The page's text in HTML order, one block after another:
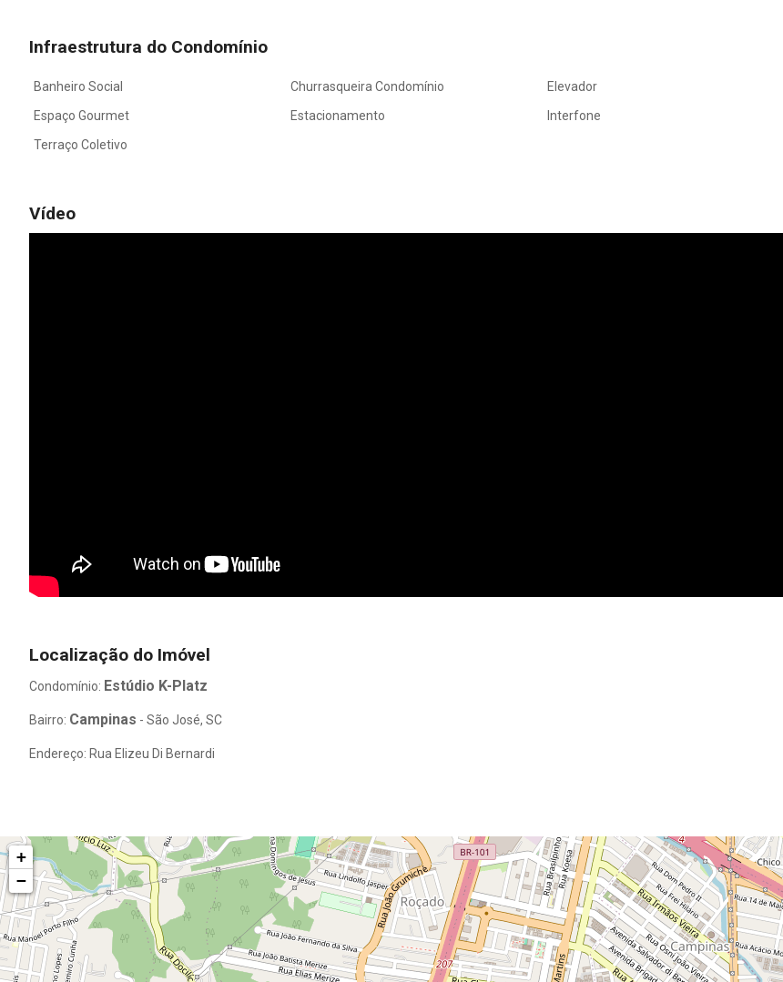
Infraestrutura do Condomínio
Banheiro Social Churrasqueira Condomínio
Elevador
Espaço Gourmet
Estacionamento
Interfone
Terraço Coletivo
Vídeo
Localização do Imóvel
Condomínio: Estúdio K-Platz
Bairro: Campinas - São José, SC
Endereço: Rua Elizeu Di Bernardi
+
−